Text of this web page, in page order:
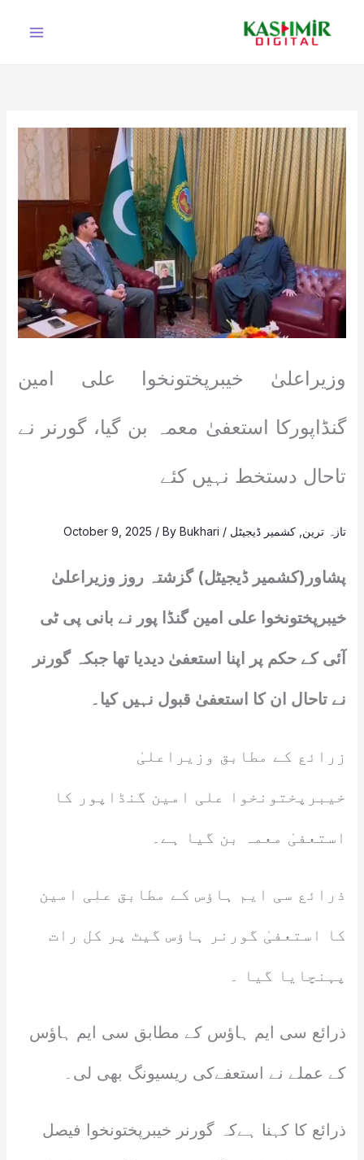
وزیراعلیٰ خیبرپختونخوا علی امین
گنڈاپورکا استعفیٰ معمہ بن گیا، گورنر نے
تاحال دستخط نہیں کئے
تازہ ترین کشمیر ڈیجیٹل /
October 9, 2025 / ByBukhari
پشاور(کشمیر ڈیجیٹل) گزشتہ روز وزیراعلیٰ
خیبرپختونخوا علی امین گنڈا پور نے بانی پی ٹی
آئی کے حکم پر اپنا استعفیٰ دیدیا تھا جبکہ گورنر
نے تاحال ان کا استعفیٰ قبول نہیں کیا۔
زرائع کے مطابق وزیراعلیٰ
خیبرپختونخوا علی امین گنڈاپور کا
استعفیٰ معمہ بن گیا ہے۔
ذرائع سی ایم ہاؤس کے مطابق علی امین
کا استعفیٰ گورنر ہاؤس گیٹ پر کل رات
پہنچایا گیا ۔
ذرائع سی ایم ہاؤس کے مطابق سی ایم ہاؤس
کے عملے نے استعفےکی ریسیونگ بھی لی۔
ذرائع کا کہنا ہےکہ گورنر خیبرپختونخوا فیصل